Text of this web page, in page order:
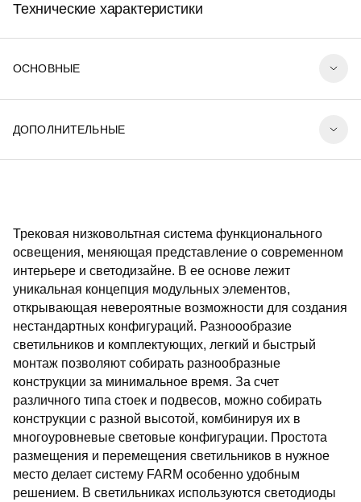
Технические характеристики
ОСНОВНЫЕ
ДОПОЛНИТЕЛЬНЫЕ
Трековая низковольтная система функционального
освещения, меняющая представление о современном
интерьере и светодизайне. В ее основе лежит
уникальная концепция модульных элементов,
открывающая невероятные возможности для создания
нестандартных конфигураций. Разноообразие
светильников и комплектующих, легкий и быстрый
монтаж позволяют собирать разнообразные
конструкции за минимальное время. За счет
различного типа стоек и подвесов, можно собирать
конструкции с разной высотой, комбинируя их в
многоуровневые световые конфигурации. Простота
размещения и перемещения светильников в нужное
место делает систему FARM особенно удобным
решением. В светильниках используются светодиоды